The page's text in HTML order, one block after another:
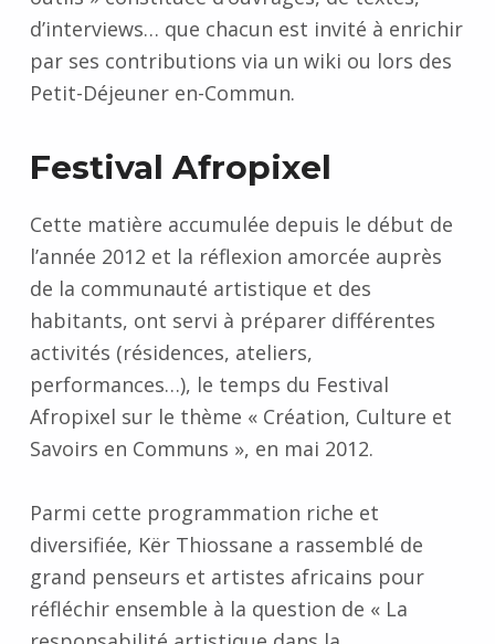
d’interviews… que chacun est invité à enrichir
par ses contributions via un wiki ou lors des
Petit-Déjeuner en-Commun.
Festival Afropixel
Cette matière accumulée depuis le début de
l’année 2012 et la réflexion amorcée auprès
de la communauté artistique et des
habitants, ont servi à préparer différentes
activités (résidences, ateliers,
performances…), le temps du Festival
Afropixel sur le thème « Création, Culture et
Savoirs en Communs », en mai 2012.
Parmi cette programmation riche et
diversifiée, Kër Thiossane a rassemblé de
grand penseurs et artistes africains pour
réfléchir ensemble à la question de « La